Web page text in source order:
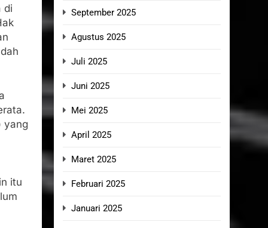
di
yang
itu
September 2025
Agustus 2025
Juli 2025
Juni 2025
Mei 2025
April 2025
Maret 2025
Februari 2025
Januari 2025